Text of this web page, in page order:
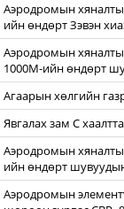
Аэродромын
ийн өндөрт Зэвэн
Аэродромын
1000М-ийн өндөрт
Агаарын хөлгийн
Явгалах зам С
Аэродромын
ийн өндөрт
Аэродромын